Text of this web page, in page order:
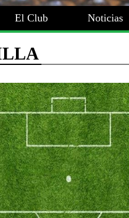
El Club Noticias